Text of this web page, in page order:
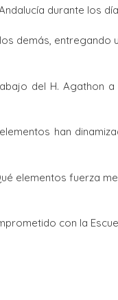
durante los
demás, entregando
del H. Agathon
han
elementos fuerza
con la